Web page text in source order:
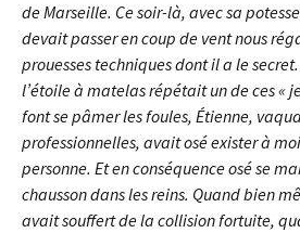
de Marseille. Ce soir-là, avec sa
devait passer en coup de vent nous
prouesses techniques dont il a le secret.
l’étoile à matelas répétait un de ces «
font se pâmer les foules, Étienne,
professionnelles, avait osé exister à
personne. Et en conséquence osé se
chausson dans les reins. Quand bien
avait souffert de la collision fortuite,